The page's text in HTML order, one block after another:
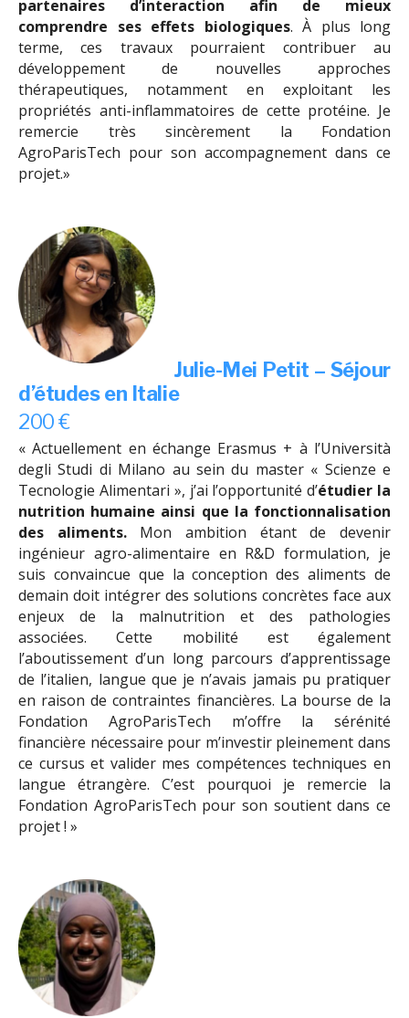
partenaires d’interaction afin de mieux
comprendre ses effets biologiques. À plus long
terme, ces travaux pourraient contribuer au
développement de nouvelles approches
thérapeutiques, notamment en exploitant les
propriétés anti-inflammatoires de cette protéine. Je
remercie très sincèrement la Fondation
AgroParisTech pour son accompagnement dans ce
projet.»
Julie-Mei Petit – Séjour
d’études en Italie
200 €
« Actuellement en échange Erasmus + à l’Università
degli Studi di Milano au sein du master « Scienze e
Tecnologie Alimentari », j’ai l’opportunité d’étudier la
nutrition humaine ainsi que la fonctionnalisation
des aliments.Mon ambition étant de devenir
ingénieur agro-alimentaire en R&D formulation, je
suis convaincue que la conception des aliments de
demain doit intégrer des solutions concrètes face aux
enjeux de la malnutrition et des pathologies
associées. Cette mobilité est également
l’aboutissement d’un long parcours d’apprentissage
de l’italien, langue que je n’avais jamais pu pratiquer
en raison de contraintes financières. La bourse de la
Fondation AgroParisTech m’offre la sérénité
financière nécessaire pour m’investir pleinement dans
ce cursus et valider mes compétences techniques en
langue étrangère. C’est pourquoi je remercie la
Fondation AgroParisTech pour son soutient dans ce
projet ! »